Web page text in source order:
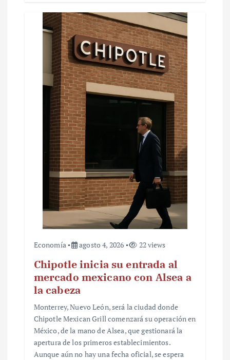
Economía agosto 4, 2026 22 views
Chipotle inicia su entrada al
mercado mexicano con Alsea a
la cabeza
Monterrey, Nuevo León, será la ciudad donde
Chipotle Mexican Grill comenzará su operación en
México, de la mano de Alsea, que gestionará la
apertura de los primeros establecimientos.
Aunque aún no hay una fecha oficial, se espera